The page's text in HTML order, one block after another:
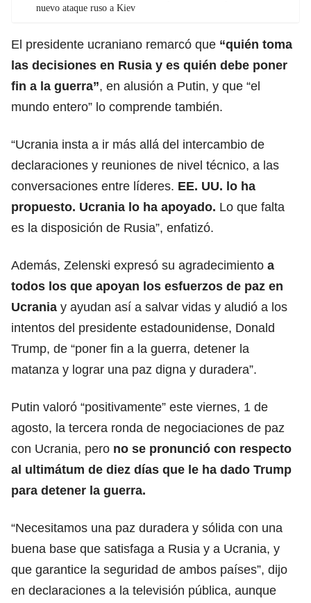
nuevo ataque ruso a Kiev
El presidente ucraniano remarcó que “quién toma
las decisiones en Rusia y es quién debe poner
fin a la guerra”, en alusión a Putin, y que “el
mundo entero” lo comprende también.
“Ucrania insta a ir más allá del intercambio de
declaraciones y reuniones de nivel técnico, a las
conversaciones entre líderes. EE. UU. lo ha
propuesto. Ucrania lo ha apoyado. Lo que falta
es la disposición de Rusia”, enfatizó.
Además, Zelenski expresó su agradecimiento a
todos los que apoyan los esfuerzos de paz en
Ucrania y ayudan así a salvar vidas y aludió a los
intentos del presidente estadounidense, Donald
Trump, de “poner fin a la guerra, detener la
matanza y lograr una paz digna y duradera”.
Putin valoró “positivamente” este viernes, 1 de
agosto, la tercera ronda de negociaciones de paz
con Ucrania, pero no se pronunció con respecto
al ultimátum de diez días que le ha dado Trump
para detener la guerra.
“Necesitamos una paz duradera y sólida con una
buena base que satisfaga a Rusia y a Ucrania, y
que garantice la seguridad de ambos países”, dijo
en declaraciones a la televisión pública, aunque